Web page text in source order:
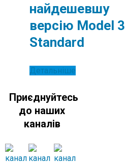
найдешевшу
версію Model 3
Standard
Детальніше
Приєднуйтесь
до наших
каналів